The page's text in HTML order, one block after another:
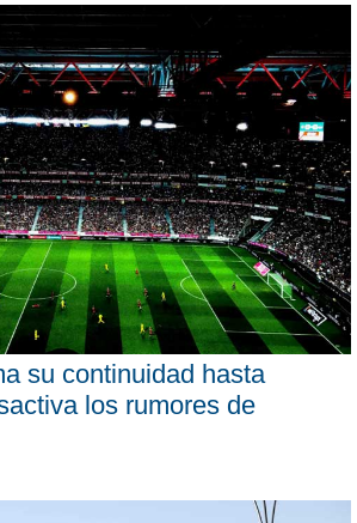
su continuidad hasta
los rumores de